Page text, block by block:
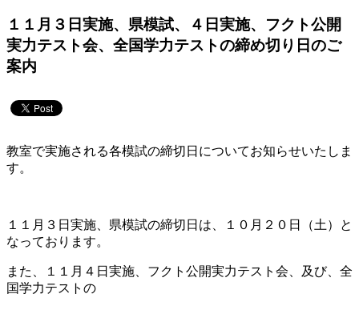
１１月３日実施、県模試、４日実施、フクト公開
実力テスト会、全国学力テストの締め切り日のご
案内
教室で実施される各模試の締切日についてお知らせいたしま
す。
１１月３日実施、県模試の締切日は、１０月２０日（土）と
なっております。
また、１１月４日実施、フクト公開実力テスト会、及び、全
国学力テストの